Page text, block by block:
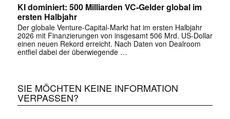
KI dominiert: 500 Milliarden VC-Gelder global im
ersten Halbjahr
Der globale Venture-Capital-Markt hat im ersten Halbjahr
2026 mit Finanzierungen von insgesamt 506 Mrd. US-Dollar
einen neuen Rekord erreicht. Nach Daten von Dealroom
entfiel dabei der überwiegende …
SIE MÖCHTEN KEINE INFORMATION
VERPASSEN?